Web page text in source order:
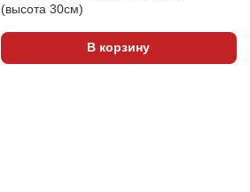
(высота 30см)
В корзину